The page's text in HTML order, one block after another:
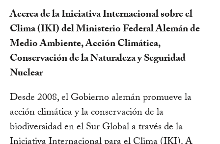
Acerca de la Iniciativa Internacional sobre el
Clima (IKI) del Ministerio Federal Alemán de
Medio Ambiente, Acción Climática,
Conservación de la Naturaleza y Seguridad
Nuclear
Desde 2008, el Gobierno alemán promueve la
acción climática y la conservación de la
biodiversidad en el Sur Global a través de la